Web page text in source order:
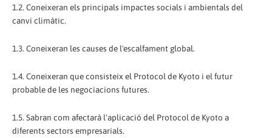
1.2. Coneixeran els principals impactes socials i ambientals del
canvi climàtic.
1.3. Coneixeran les causes de l'escalfament global.
1.4. Coneixeran que consisteix el Protocol de Kyoto i el futur
probable de les negociacions futures.
1.5. Sabran com afectarà l'aplicació del Protocol de Kyoto a
diferents sectors empresarials.